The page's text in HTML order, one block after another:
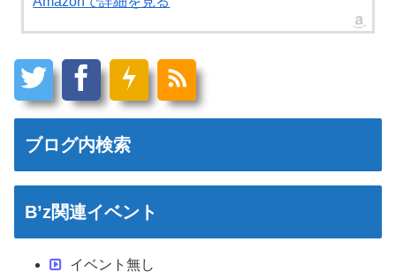
ブログ内検索
B’z関連イベント
イベント無し